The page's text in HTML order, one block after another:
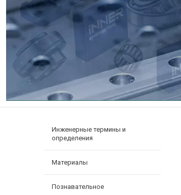
Инженерные термины и
определения
Материалы
Познавательное